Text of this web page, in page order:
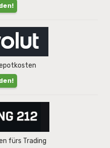
fürs Trading